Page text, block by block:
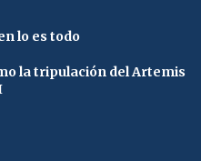
lo es todo
la tripulación del Artemis